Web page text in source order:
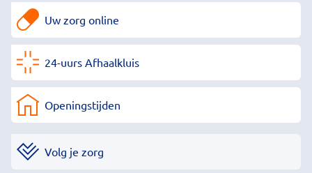
Uw zorg online
24-uurs Afhaalkluis
Openingstijden
Volg je zorg